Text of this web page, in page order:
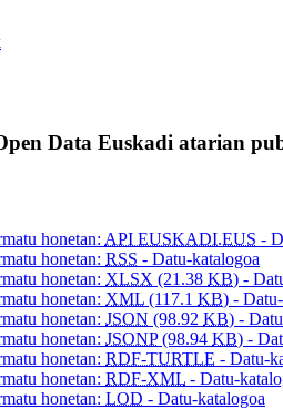
Data Euskadi atarian
honetan: API EUSKADI.EUS -
honetan: RSS - Datu-katalogoa
honetan: XLSX (21.38 KB) -
honetan: XML (117.1 KB) -
honetan: JSON (98.92 KB) -
honetan: JSONP (98.94 KB) -
honetan: RDF-TURTLE - Datu-
honetan: RDF-XML - Datu-
honetan: LOD - Datu-katalogoa